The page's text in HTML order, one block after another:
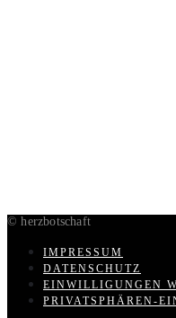
© herzbotschaft
IMPRESSUM
DATENSCHUTZ
EINWILLIGUNGEN
PRIVATSPHÄREN-